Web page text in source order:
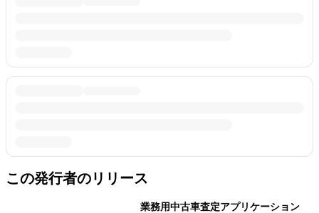
この発行者のリリース
業務用中古車査定アプリケーション